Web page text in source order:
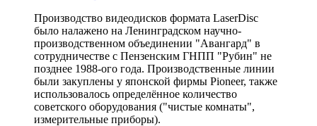
Производство видеодисков формата LaserDisc
было налажено на Ленинградском научно-
производственном объединении "Авангард" в
сотрудничестве с Пензенским ГНПП "Рубин" не
позднее 1988-ого года. Производственные линии
были закуплены у японской фирмы Pioneer, также
использовалось определённое количество
советского оборудования ("чистые комнаты",
измерительные приборы).